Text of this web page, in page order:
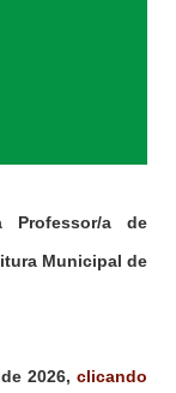
Professor/a de
Municipal de
2026,clicando